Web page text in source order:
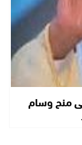
منح وسام